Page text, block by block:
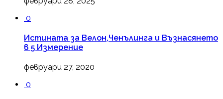
0
Истината за Велон,Ченълинга и Възнасянето
в 5 Измерение
февруари 27, 2020
0